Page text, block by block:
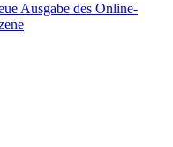
Ausgabe des Online-